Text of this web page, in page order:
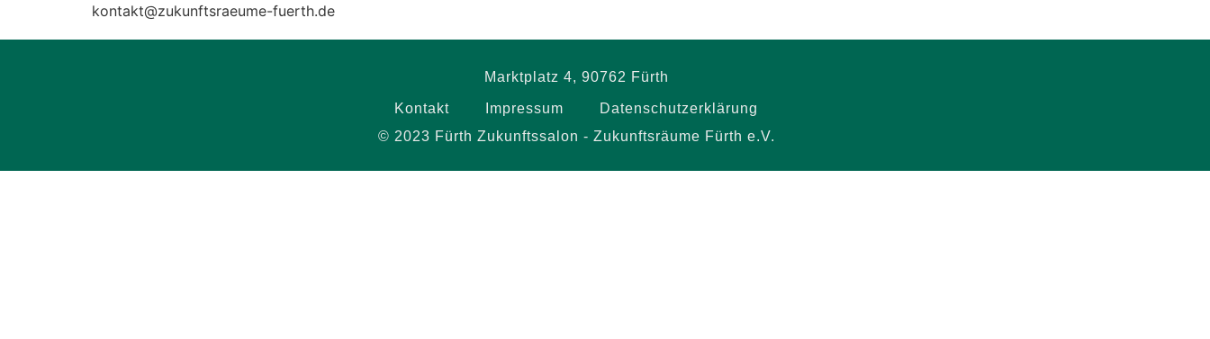
kontakt@zukunftsraeume-fuerth.de
Marktplatz 4, 90762 Fürth
Kontakt Impressum
Datenschutzerklärung
© 2023 Fürth Zukunftssalon - Zukunftsräume Fürth e.V.